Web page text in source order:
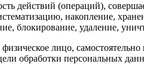
действий (операций),
накопление,
блокирование, удаление,
лицо,
обработки персональных